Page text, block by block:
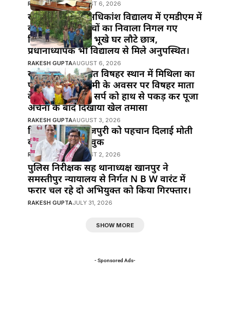
RAKESH GUPTA AUGUST 6, 2026
खानपुर प्रखंड के अधिकांश विद्यालय में एमडीएम में
बड़ी लापरवाही!बच्चों का निवाला निगल गए
जिम्मेदार,दोपहर में भूखे घर लौटे छात्र,
प्रधानाध्यापक भी विद्यालय से मिले अनुपस्थित।
RAKESH GUPTAAUGUST 6, 2026
खानपुर बाजार स्थित विषहर स्थान में मिथिला का
पावन पर्व नाग पंचमी के अवसर पर विषहर माता
के पुजारी ने विषैले सर्प को हाथ से पकड़ कर पूजा
अर्चना के बाद दिखाया खेल तमासा
RAKESH GUPTAAUGUST 3, 2026
हिंदी सिनेमा में भोजपुरी को पहचान दिलाई मोती
बीए ने : मनोज भावुक
RAKESH GUPTAAUGUST 2, 2026
पुलिस निरीक्षक सह थानाध्यक्ष खानपुर ने
समस्तीपुर न्यायालय से निर्गत N B W वारंट में
फरार चल रहे दो अभियुक्त को किया गिरफ्तार।
RAKESH GUPTAJULY 31, 2026
SHOW MORE
- Sponsored Ads-